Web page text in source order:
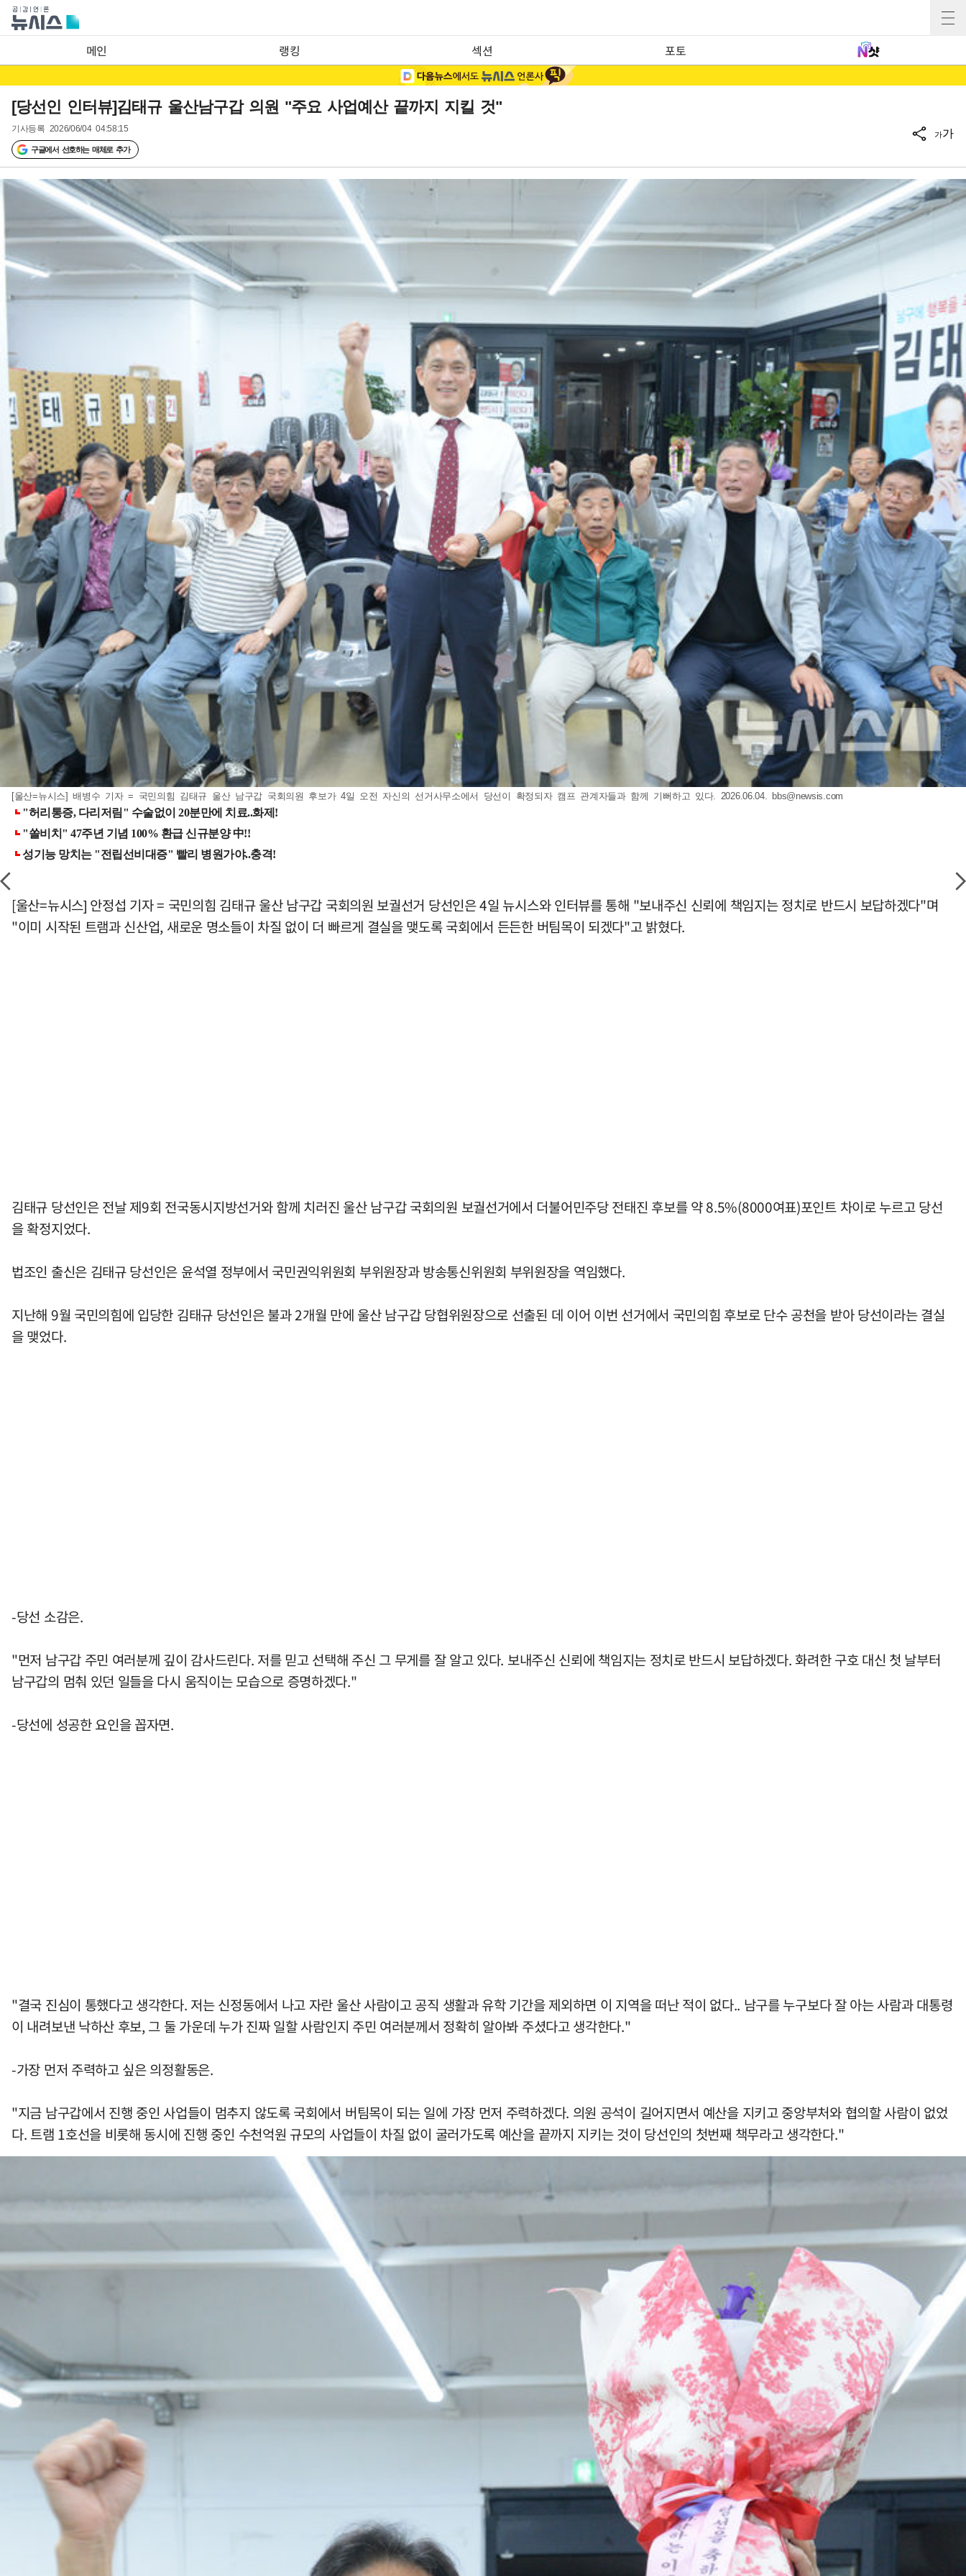
메인 랭킹 섹션 포토
[당선인 인터뷰]김태규 울산남구갑 의원 "주요 사업예산 끝까지 지킬 것"
기사등록 2026/06/04 04:58:15
구글에서 선호하는 매체로 추가
가가
[울산=뉴시스] 배병수 기자 = 국민의힘 김태규 울산 남구갑 국회의원 후보가 4일 오전 자신의 선거사무소에서 당선이 확정되자 캠프 관계자들과 함께 기뻐하고 있다. 2026.06.04. bbs@newsis.com
[울산=뉴시스] 안정섭 기자 = 국민의힘 김태규 울산 남구갑 국회의원 보궐선거 당선인은 4일 뉴시스와 인터뷰를 통해 "보내주신 신뢰에 책임지는 정치로 반드시 보답하겠다"며
"이미 시작된 트램과 신산업, 새로운 명소들이 차질 없이 더 빠르게 결실을 맺도록 국회에서 든든한 버팀목이 되겠다"고 밝혔다.
김태규 당선인은 전날 제9회 전국동시지방선거와 함께 치러진 울산 남구갑 국회의원 보궐선거에서 더불어민주당 전태진 후보를 약 8.5%(8000여표)포인트 차이로 누르고 당선
을 확정지었다.
법조인 출신은 김태규 당선인은 윤석열 정부에서 국민권익위원회 부위원장과 방송통신위원회 부위원장을 역임했다.
지난해 9월 국민의힘에 입당한 김태규 당선인은 불과 2개월 만에 울산 남구갑 당협위원장으로 선출된 데 이어 이번 선거에서 국민의힘 후보로 단수 공천을 받아 당선이라는 결실
을 맺었다.
-당선 소감은.
"먼저 남구갑 주민 여러분께 깊이 감사드린다. 저를 믿고 선택해 주신 그 무게를 잘 알고 있다. 보내주신 신뢰에 책임지는 정치로 반드시 보답하겠다. 화려한 구호 대신 첫 날부터
남구갑의 멈춰 있던 일들을 다시 움직이는 모습으로 증명하겠다."
-당선에 성공한 요인을 꼽자면.
"결국 진심이 통했다고 생각한다. 저는 신정동에서 나고 자란 울산 사람이고 공직 생활과 유학 기간을 제외하면 이 지역을 떠난 적이 없다.. 남구를 누구보다 잘 아는 사람과 대통령
이 내려보낸 낙하산 후보, 그 둘 가운데 누가 진짜 일할 사람인지 주민 여러분께서 정확히 알아봐 주셨다고 생각한다."
-가장 먼저 주력하고 싶은 의정활동은.
"지금 남구갑에서 진행 중인 사업들이 멈추지 않도록 국회에서 버팀목이 되는 일에 가장 먼저 주력하겠다. 의원 공석이 길어지면서 예산을 지키고 중앙부처와 협의할 사람이 없었
다. 트램 1호선을 비롯해 동시에 진행 중인 수천억원 규모의 사업들이 차질 없이 굴러가도록 예산을 끝까지 지키는 것이 당선인의 첫번째 책무라고 생각한다."